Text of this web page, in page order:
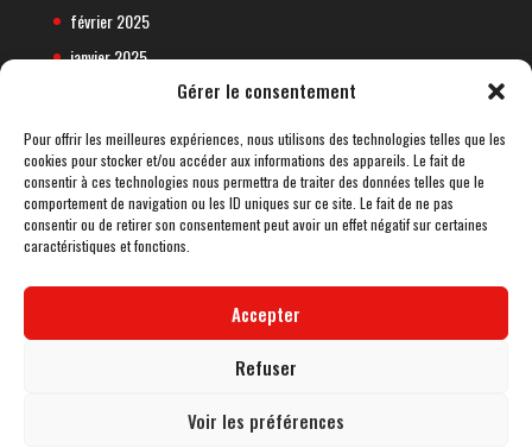
Gérer le consentement
Pour offrir les meilleures expériences, nous utilisons des technologies telles que les
cookies pour stocker et/ou accéder aux informations des appareils. Le fait de
consentir à ces technologies nous permettra de traiter des données telles que le
comportement de navigation ou les ID uniques sur ce site. Le fait de ne pas
consentir ou de retirer son consentement peut avoir un effet négatif sur certaines
caractéristiques et fonctions.
Accepter
Refuser
Voir les préférences
février 2025
janvier 2025